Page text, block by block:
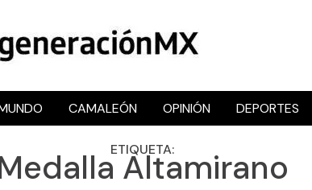
noticias libre e independiente
CAMALEÓN OPINIÓN DEPORTES
ETIQUETA:
Altamirano